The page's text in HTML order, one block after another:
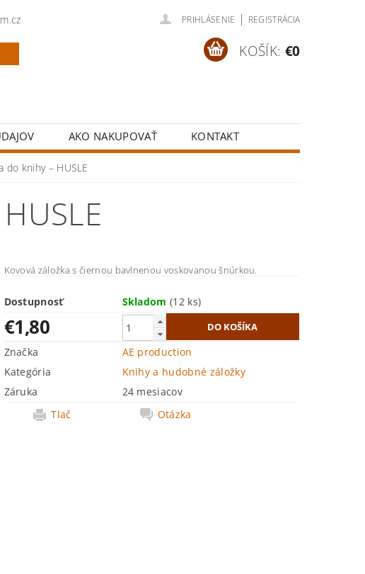
PRIHLÁSENIE | REGISTRÁCIA
KOŠÍK: €0
AKO NAKUPOVAŤ KONTAKT
do knihy – HUSLE
Kovová záložka s čiernou bavlnenou voskovanou šnúrkou.
Dostupnosť Skladom(12 ks)
€1,80
Značka
AE production
Kategória
Knihy a hudobné záložky
Záruka
24 mesiacov
Tlač
Otázka